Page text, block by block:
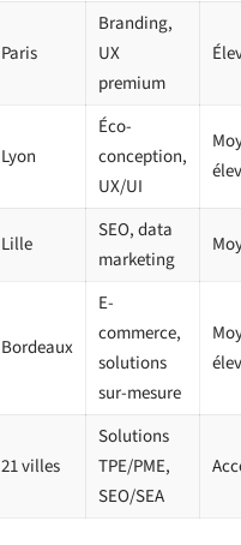
Paris
Branding,
UX
premium
Lyon
Éco-
conception,
UX/UI
Lille
SEO, data
marketing
Bordeaux
E-
commerce,
solutions
sur-mesure
21 villes
Solutions
TPE/PME,
SEO/SEA